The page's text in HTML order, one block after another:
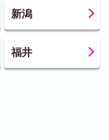
新潟
福井